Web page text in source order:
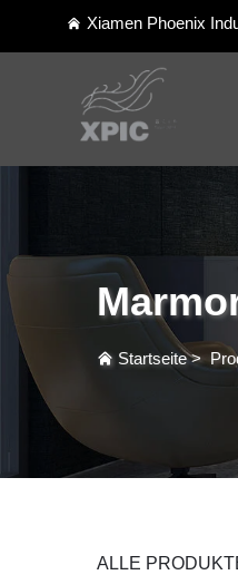
Xiamen Phoenix
Startseite>
ALLE